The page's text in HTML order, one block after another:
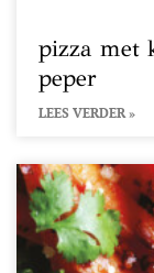
pizza met
peper
LEES VERDER »